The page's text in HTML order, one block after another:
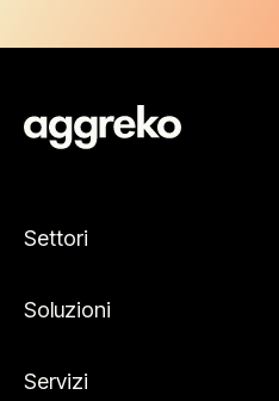
Settori
Soluzioni
Servizi